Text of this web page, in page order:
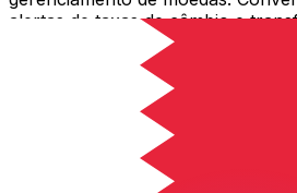
alertas de taxas de câmbio e
exterior sem taxas ocultas. Baixe